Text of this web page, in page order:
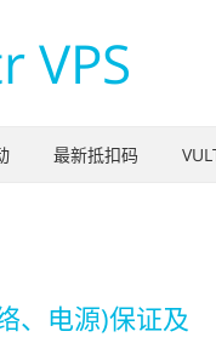
VPS
最新抵扣码
、电源)保证及